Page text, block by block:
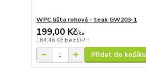
WPC lišta rohová - teak GW203-1
199,00 Kč/ks
164,46 Kč bez DPH
Přidat do košíku